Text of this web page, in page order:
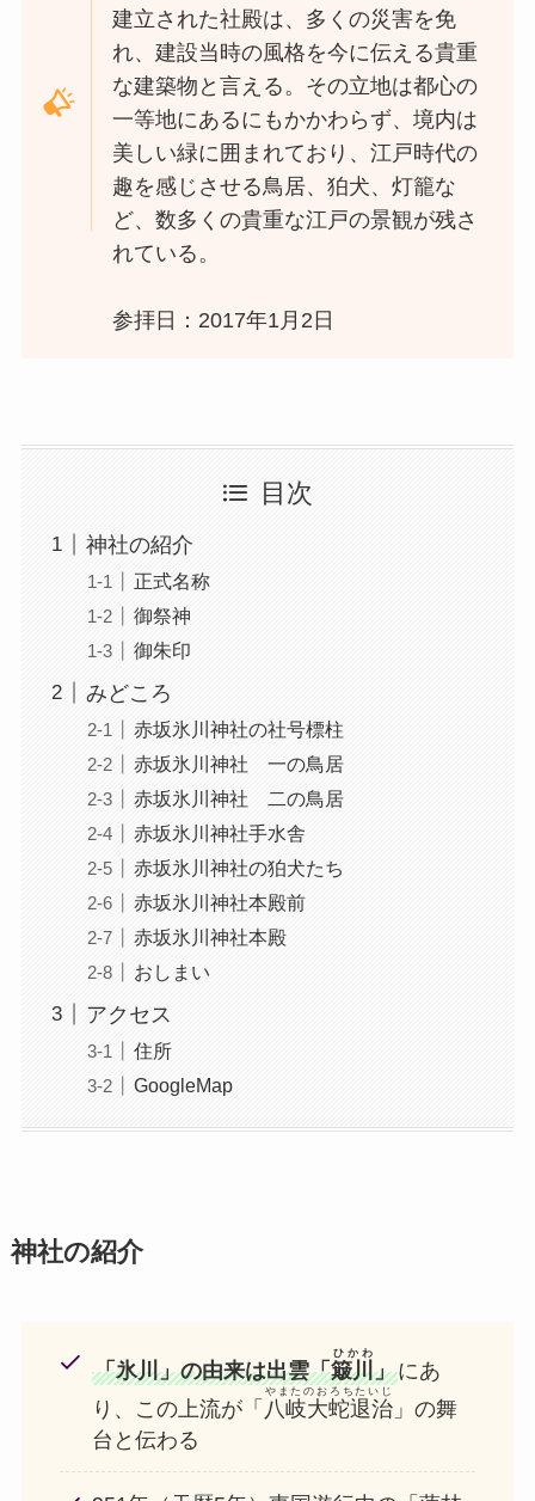
建立された社殿は、多くの災害を免
れ、建設当時の風格を今に伝える貴重
な建築物と言える。その立地は都心の
一等地にあるにもかかわらず、境内は
美しい緑に囲まれており、江戸時代の
趣を感じさせる鳥居、狛犬、灯籠な
ど、数多くの貴重な江戸の景観が残さ
れている。
参拝日：2017年1月2日
目次
神社の紹介
正式名称
御祭神
御朱印
みどころ
赤坂氷川神社の社号標柱
赤坂氷川神社 一の鳥居
赤坂氷川神社 二の鳥居
赤坂氷川神社手水舎
赤坂氷川神社の狛犬たち
赤坂氷川神社本殿前
赤坂氷川神社本殿
おしまい
アクセス
住所
GoogleMap
神社の紹介
「氷川」の由来は出雲「簸川
ひかわ
」にあ
り、この上流が「 八岐大蛇退治
やまたのおろちたいじ
」の舞
台と伝わる